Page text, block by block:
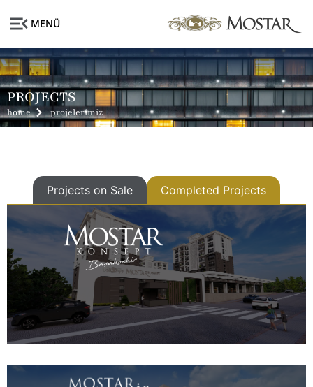
MENÜ
PROJECTS
home projelerimiz
Projects on Sale Completed Projects